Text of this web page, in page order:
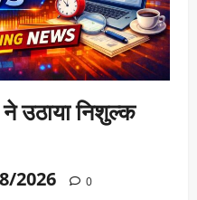
उठाया निशुल्क
2026 0